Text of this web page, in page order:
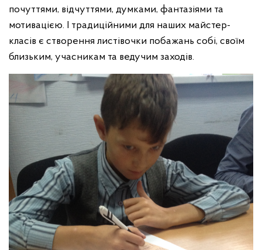
почуттями, відчуттями, думками, фантазіями та
мотивацією. І традиційними для наших майстер-
класів є створення листівочки побажань собі, своїм
близьким, учасникам та ведучим заходів.